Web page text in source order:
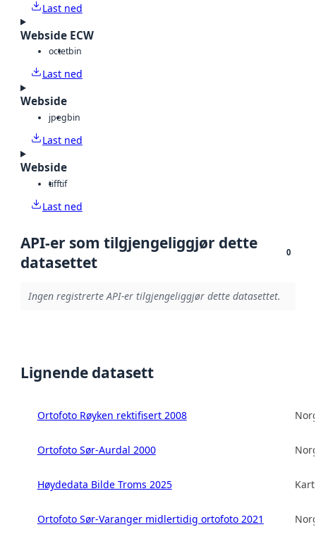
Last ned
Webside ECW
octetbin
Last ned
Webside
jpegbin
Last ned
Webside
tifftif
Last ned
API-er som tilgjengeliggjør dette
datasettet
0
Ingen registrerte API-er tilgjengeliggjør dette datasettet.
Lignende datasett
Ortofoto Røyken rektifisert 2008
Ortofoto Sør-Aurdal 2000
Høydedata Bilde Troms 2025
Ortofoto Sør-Varanger midlertidig ortofoto 2021